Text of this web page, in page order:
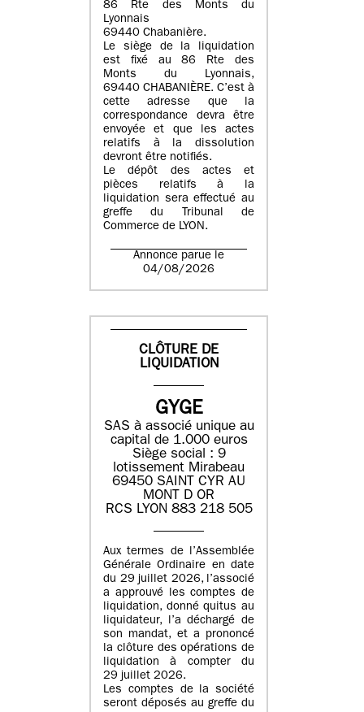
86 Rte des Monts du
Lyonnais
69440 Chabanière.
Le siège de la liquidation
est fixé au 86 Rte des
Monts du Lyonnais,
69440 CHABANIÈRE. C’est à
cette adresse que la
correspondance devra être
envoyée et que les actes
relatifs à la dissolution
devront être notifiés.
Le dépôt des actes et
pièces relatifs à la
liquidation sera effectué au
greffe du Tribunal de
Commerce de LYON.
Annonce parue le
04/08/2026
CLÔTURE DE
LIQUIDATION
GYGE
SAS à associé unique au
capital de 1.000 euros
Siège social : 9
lotissement Mirabeau
69450 SAINT CYR AU
MONT D OR
RCS LYON 883 218 505
Aux termes de l’Assemblée
Générale Ordinaire en date
du 29 juillet 2026, l’associé
a approuvé les comptes de
liquidation, donné quitus au
liquidateur, l’a déchargé de
son mandat, et a prononcé
la clôture des opérations de
liquidation à compter du
29 juillet 2026.
Les comptes de la société
seront déposés au greffe du